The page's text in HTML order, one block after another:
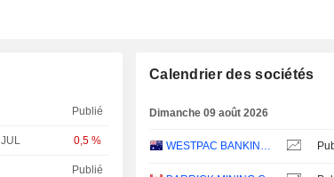
Publié
JUL 0,5 %
Publié
Calendrier des sociétés
Dimanche 09 août 2026
WESTPAC BANKING CORPORATION